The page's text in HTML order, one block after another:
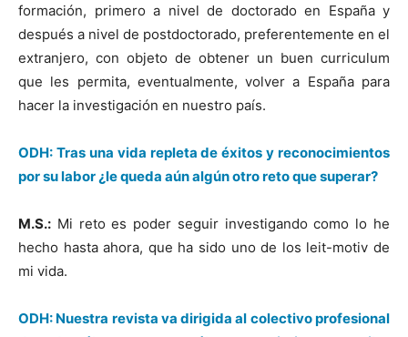
formación, primero a nivel de doctorado en España y
después a nivel de postdoctorado, preferentemente en el
extranjero, con objeto de obtener un buen curriculum
que les permita, eventualmente, volver a España para
hacer la investigación en nuestro país.
ODH: Tras una vida repleta de éxitos y reconocimientos
por su labor ¿le queda aún algún otro reto que superar?
M.S.: Mi reto es poder seguir investigando como lo he
hecho hasta ahora, que ha sido uno de los leit-motiv de
mi vida.
ODH: Nuestra revista va dirigida al colectivo profesional